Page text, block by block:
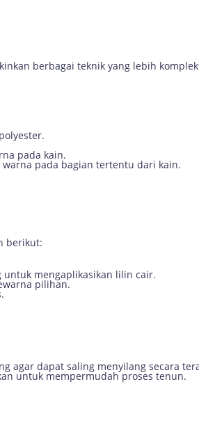
berbagai teknik yang lebih
pada kain.
pada bagian tertentu dari kain.
berikut:
mengaplikasikan lilin cair.
pilihan.
agar dapat saling menyilang secara
untuk mempermudah proses tenun.